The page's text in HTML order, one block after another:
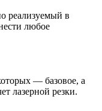
реализуемый в
любое
— базовое, а
лазерной резки.